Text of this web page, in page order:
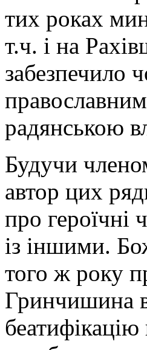
тих роках
т.ч. і на
забезпечило
радянською
Будучи
автор цих
про героїчні
із іншими.
того ж року
Гринчишина